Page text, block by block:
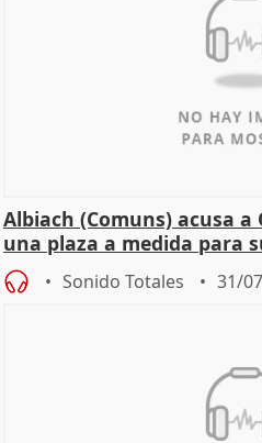
Albiach (Comuns) acusa a
una plaza a medida para
Sonido Totales 31/